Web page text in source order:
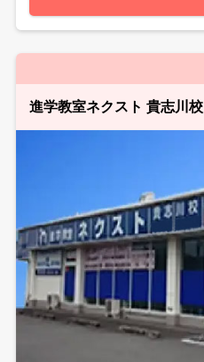
進学教室ネクスト 貴志川校